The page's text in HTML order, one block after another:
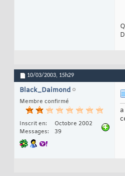
10/03/2003, 15h29
Black_Daimond
Membre confirmé
Inscrit en
Octobre 2002
Messages
39